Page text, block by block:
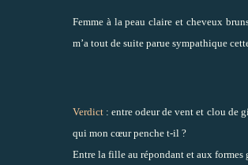
Femme à la peau claire et cheveux
m’a tout de suite parue sympathique
Verdict : entre odeur de vent et clou de
qui mon cœur penche t-il ?
Entre la fille au répondant et aux formes